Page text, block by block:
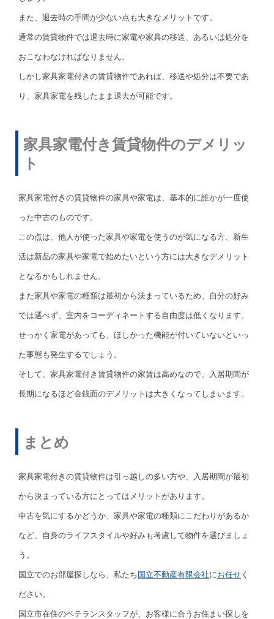
また、退去時の手間が少ない点も大きなメリットです。
通常の賃貸物件では退去時に家電や家具の移送、あるいは処分を
おこなわなければなりません。
しかし家具家電付きの賃貸物件であれば、移送や処分は不要であ
り、家具家電を残したまま退去が可能です。
家具家電付き賃貸物件のデメリッ
ト
家具家電付きの賃貸物件の家具や家電は、基本的に誰かが一度使
った中古のものです。
この点は、他人が使った家具や家電を使うのが気になる方、新生
活は新品の家具や家電で始めたいという方には大きなデメリット
となるかもしれません。
また家具や家電の種類は最初から決まっているため、自分の好み
では選べず、室内をコーディネートする自由度は低くなります。
せっかく家電があっても、ほしかった機能が付いていないといっ
た事態も発生するでしょう。
そして、家具家電付き賃貸物件の家賃は高めなので、入居期間が
長期になるほど金銭面のデメリットは大きくなってしまいます。
まとめ
家具家電付きの賃貸物件は引っ越しの多い方や、入居期間が最初
から決まっている方にとってはメリットがあります。
中古を気にするかどうか、家具や家電の種類にこだわりがあるか
など、自身のライフスタイルや好みも考慮して物件を選びましょ
う。
国立でのお部屋探しなら、私たち 国立不動産有限会社に お任せ く
ださい。
国立市在住のベテランスタッフが、お客様に合うお住まい探しを